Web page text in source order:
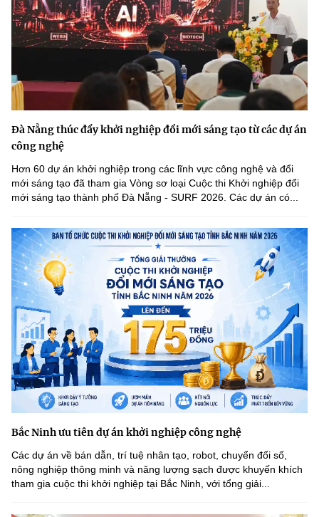
Đà Nẵng thúc đẩy khởi nghiệp đổi mới sáng tạo từ các dự án
công nghệ
Hơn 60 dự án khởi nghiệp trong các lĩnh vực công nghệ và đổi
mới sáng tạo đã tham gia Vòng sơ loại Cuộc thi Khởi nghiệp đổi
mới sáng tạo thành phố Đà Nẵng - SURF 2026. Các dự án có...
Bắc Ninh ưu tiên dự án khởi nghiệp công nghệ
Các dự án về bán dẫn, trí tuệ nhân tạo, robot, chuyển đổi số,
nông nghiệp thông minh và năng lượng sạch được khuyến khích
tham gia cuộc thi khởi nghiệp tại Bắc Ninh, với tổng giải...